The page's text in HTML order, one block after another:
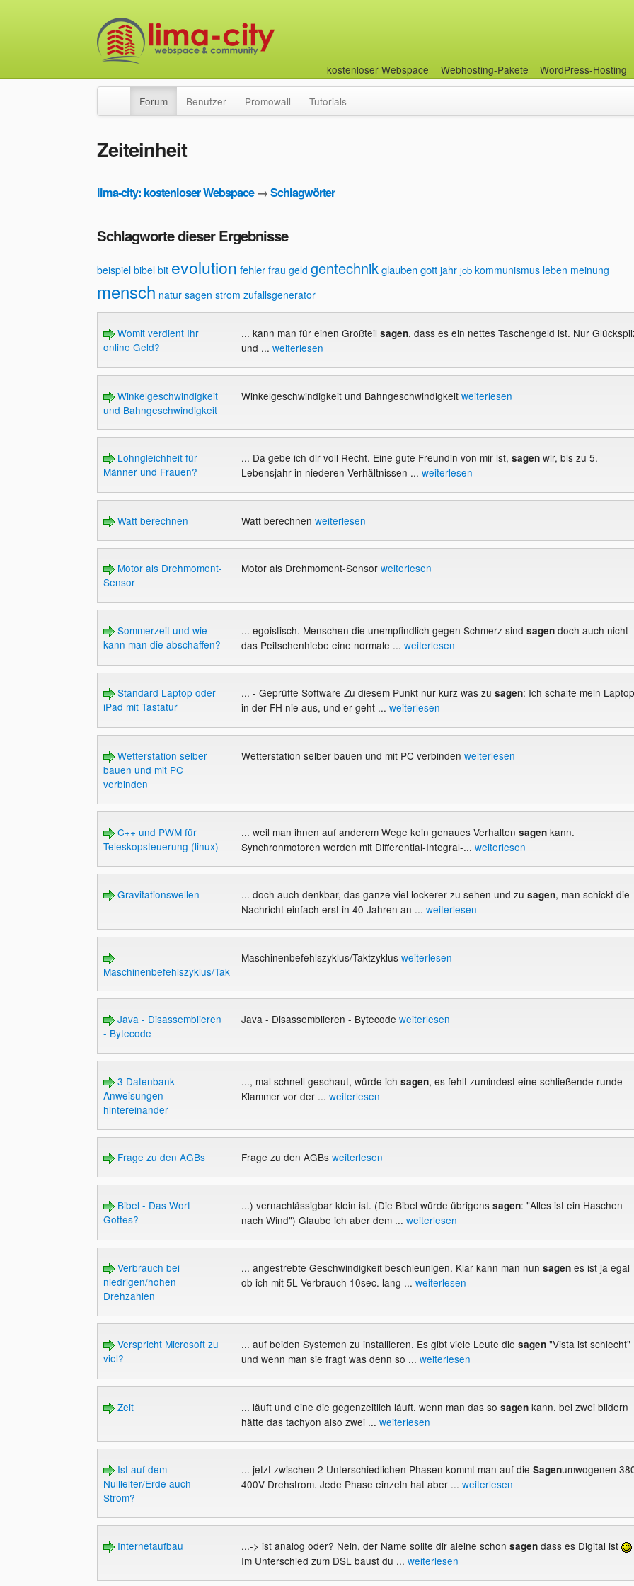
kostenloser Webspace Webhosting-Pakete WordPress-Hosting
Forum Benutzer Promowall Tutorials
Zeiteinheit
lima-city: kostenloser Webspace→Schlagwörter
Schlagworte dieser Ergebnisse
beispiel bibel bit evolution fehler frau geld gentechnikglaubengott jahr job kommunismus leben meinung
mensch natur sagen strom zufallsgenerator
Womit verdient Ihr
online Geld?
... kann man für einen Großteil sagen, dass es ein nettes Taschengeld ist. Nur
und ... weiterlesen
Winkelgeschwindigkeit
und Bahngeschwindigkeit
Winkelgeschwindigkeit und Bahngeschwindigkeit weiterlesen
Lohngleichheit für
Männer und Frauen?
... Da gebe ich dir voll Recht. Eine gute Freundin von mir ist, sagenwir, bis zu 5.
Lebensjahr in niederen Verhältnissen ... weiterlesen
Watt berechnen Watt berechnen weiterlesen
Motor als Drehmoment-
Sensor
Motor als Drehmoment-Sensor weiterlesen
Sommerzeit und wie
kann man die abschaffen?
... egoistisch. Menschen die unempfindlich gegen Schmerz sind sagendoch auch nicht
das Peitschenhiebe eine normale ... weiterlesen
Standard Laptop oder
iPad mit Tastatur
... - Geprüfte Software Zu diesem Punkt nur kurz was zu sagen: Ich schalte mein Laptop
in der FH nie aus, und er geht ... weiterlesen
Wetterstation selber
bauen und mit PC
verbinden
Wetterstation selber bauen und mit PC verbinden weiterlesen
C++ und PWM für
Teleskopsteuerung (linux)
... weil man ihnen auf anderem Wege kein genaues Verhalten sagenkann.
Synchronmotoren werden mit Differential-Integral-... weiterlesen
Gravitationswellen ... doch auch denkbar, das ganze viel lockerer zu sehen und zu sagen, man schickt die
Nachricht einfach erst in 40 Jahren an ... weiterlesen
Maschinenbefehlszyklus/Taktzyklus
Maschinenbefehlszyklus/Taktzyklus weiterlesen
Java - Disassemblieren
- Bytecode
Java - Disassemblieren - Bytecode weiterlesen
3 Datenbank
Anweisungen
hintereinander
..., mal schnell geschaut, würde ich sagen, es fehlt zumindest eine schließende runde
Klammer vor der ... weiterlesen
Frage zu den AGBs Frage zu den AGBs weiterlesen
Bibel - Das Wort
Gottes?
...) vernachlässigbar klein ist. (Die Bibel würde übrigenssagen: "Alles ist ein Haschen
nach Wind") Glaube ich aber dem ... weiterlesen
Verbrauch bei
niedrigen/hohen
Drehzahlen
... angestrebte Geschwindigkeit beschleunigen. Klar kann man nun sagenes ist ja egal
ob ich mit 5L Verbrauch 10sec. lang ... weiterlesen
Verspricht Microsoft zu
viel?
... auf beiden Systemen zu installieren. Es gibt viele Leute die sagen"Vista ist schlecht"
und wenn man sie fragt was denn so ... weiterlesen
Zeit ... läuft und eine die gegenzeitlich läuft. wenn man das so sagenkann. bei zwei bildern
hätte das tachyon also zwei ... weiterlesen
Ist auf dem
Nullleiter/Erde auch
Strom?
... jetzt zwischen 2 Unterschiedlichen Phasen kommt man auf die Sagenumwogenen
400V Drehstrom. Jede Phase einzeln hat aber ... weiterlesen
Internetaufbau ...-> ist analog oder? Nein, der Name sollte dir aleine schon sagendass es Digital ist
Im Unterschied zum DSL baust du ... weiterlesen